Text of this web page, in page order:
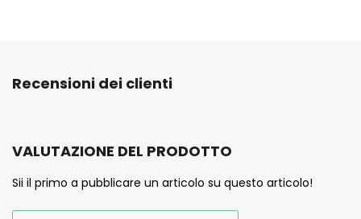
Recensioni dei clienti
VALUTAZIONE DEL PRODOTTO
Sii il primo a pubblicare un articolo su questo articolo!